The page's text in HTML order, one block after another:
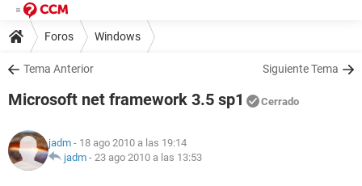
Foros Windows
Tema Anterior Siguiente Tema
Microsoft net framework 3.5 sp1 Cerrado
jadm - 18 ago 2010 a las 19:14
jadm - 23 ago 2010 a las 13:53